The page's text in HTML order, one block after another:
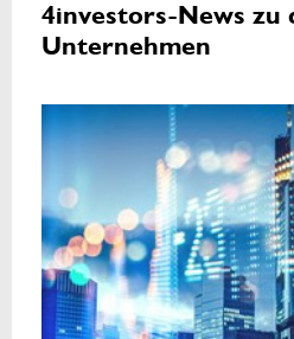
4investors-News zu
Unternehmen